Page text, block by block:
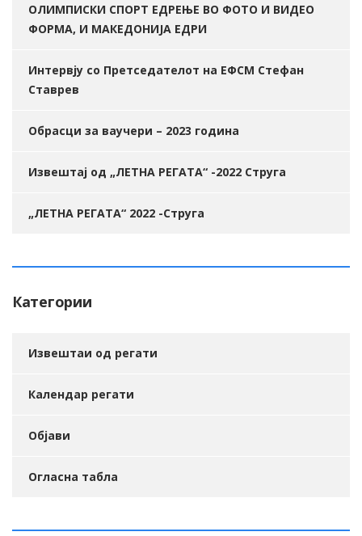
ОЛИМПИСКИ СПОРТ ЕДРЕЊЕ ВО ФОТО И ВИДЕО
ФОРМА, И МАКЕДОНИЈА ЕДРИ
Интервју со Претседателот на ЕФСМ Стефан
Ставрев
Обрасци за ваучери – 2023 година
Извештај од „ЛЕТНА РЕГАТА“ -2022 Струга
„ЛЕТНА РЕГАТА“ 2022 -Струга
Категории
Извештаи од регати
Календар регати
Објави
Огласна табла